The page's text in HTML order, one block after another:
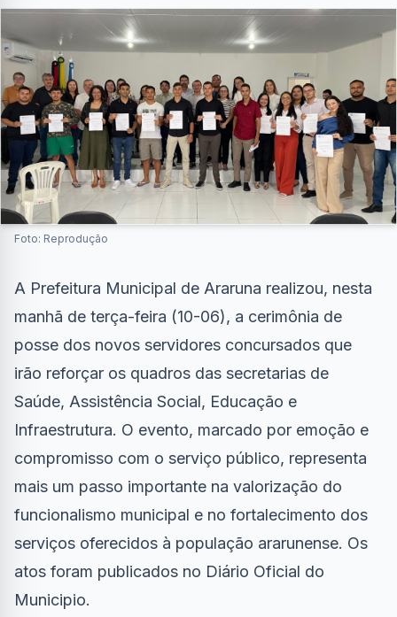
Foto: Reprodução
A Prefeitura Municipal de Araruna realizou, nesta
manhã de terça-feira (10-06), a cerimônia de
posse dos novos servidores concursados que
irão reforçar os quadros das secretarias de
Saúde, Assistência Social, Educação e
Infraestrutura. O evento, marcado por emoção e
compromisso com o serviço público, representa
mais um passo importante na valorização do
funcionalismo municipal e no fortalecimento dos
serviços oferecidos à população ararunense. Os
atos foram publicados no Diário Oficial do
Municipio.